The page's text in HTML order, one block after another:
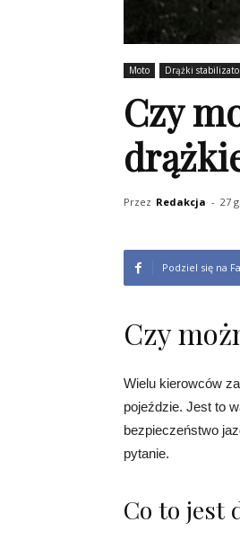
Moto Drążki
Czy
Przez Redakcja - 27
Podziel się na
Czy
Wielu kierowców
pojeździe. Jest to
bezpieczeństwo
pytanie.
Co to jest